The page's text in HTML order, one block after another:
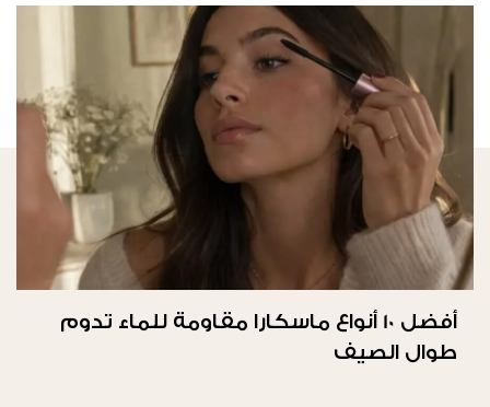
أفضل 10 أنواع ماسكارا مقاومة للماء تدوم
طوال الصيف